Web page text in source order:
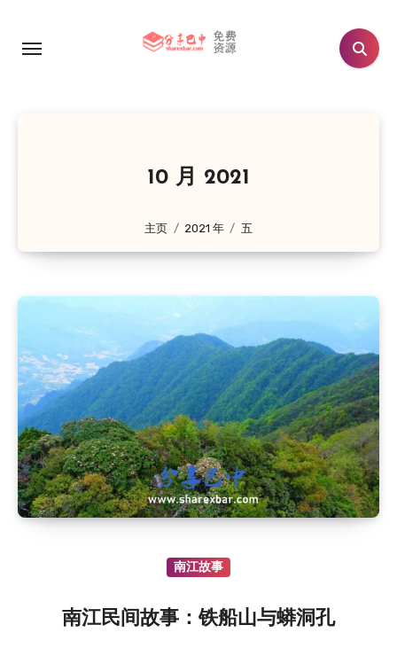
10 月 2021
主页 2021 年 五
南江故事
南江民间故事：铁船山与蟒洞孔